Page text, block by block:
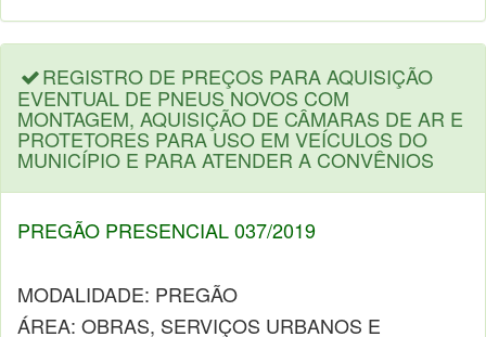
REGISTRO DE PREÇOS PARA AQUISIÇÃO
EVENTUAL DE PNEUS NOVOS COM
MONTAGEM, AQUISIÇÃO DE CÂMARAS DE AR E
PROTETORES PARA USO EM VEÍCULOS DO
MUNICÍPIO E PARA ATENDER A CONVÊNIOS
PREGÃO PRESENCIAL 037/2019
MODALIDADE: PREGÃO
ÁREA: OBRAS, SERVIÇOS URBANOS E